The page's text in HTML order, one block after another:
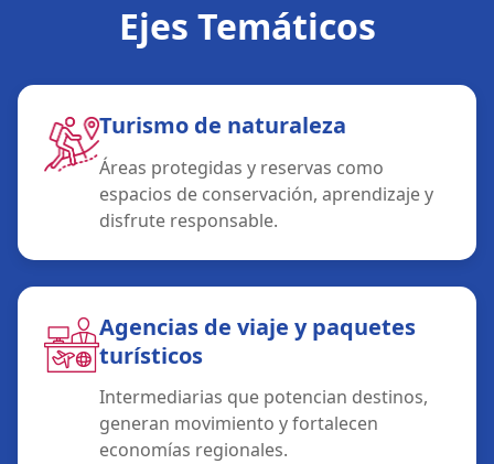
Ejes Temáticos
Turismo de naturaleza
Áreas protegidas y reservas como
espacios de conservación, aprendizaje y
disfrute responsable.
Agencias de viaje y paquetes
turísticos
Intermediarias que potencian destinos,
generan movimiento y fortalecen
economías regionales.